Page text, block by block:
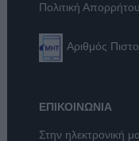
Πολιτική Απορρήτου
Αριθμός
ΕΠΙΚΟΙΝΩΝΙΑ
Στην ηλεκτρονική